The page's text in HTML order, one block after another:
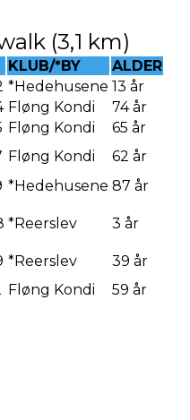
(3,1 km)
KLUB/*BY
ALDER
*Hedehusene 13 år
Fløng Kondi
74 år
Fløng Kondi
65 år
Fløng Kondi
62 år
*Hedehusene 87 år
*Reerslev 3 år
*Reerslev
39 år
Fløng Kondi 59 år